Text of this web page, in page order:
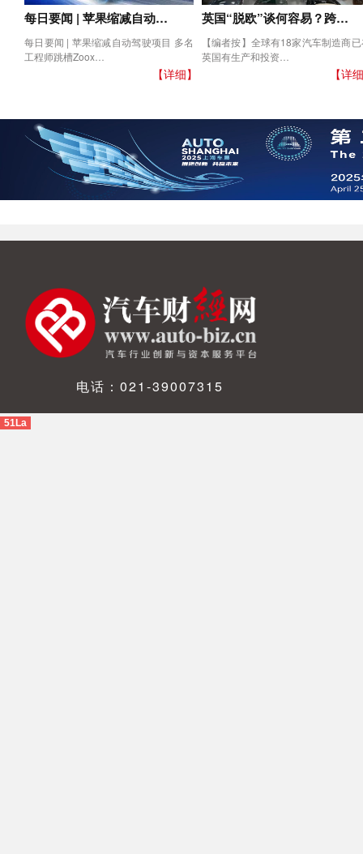
每日要闻 | 苹果缩减自动…
每日要闻 | 苹果缩减自动驾驶项目 多名
工程师跳槽Zoox…
【详细】
英国“脱欧”谈何容易？跨…
【编者按】全球有18家汽车制造商
英国有生产和投资…
【详
电话：021-39007315
51La